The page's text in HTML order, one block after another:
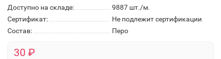
Доступно на складе:
9887 шт./м.
Сертификат:
Не подлежит сертификации
Состав:
Перо
30 ₽